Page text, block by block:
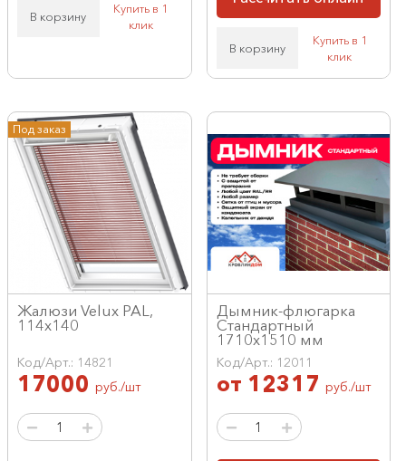
В корзину
Купить в 1
клик
В корзину
Купить в 1
клик
Под заказ
Жалюзи Velux PAL,
114x140
Код/Арт.: 14821
17000 руб./шт
Дымник-флюгарка
Стандартный
1710х1510 мм
Код/Арт.: 12011
от 12317 руб./шт